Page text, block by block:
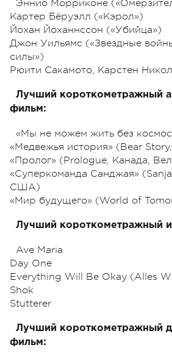
Эннио Морриконе
Картер Бёруэлл («Кэрол»)
Йохан Йоханнссон («Убийца»)
Джон Уильямс («Звездные
силы»)
Рюити Сакамото, Карстен
Лучший короткометражный
фильм:
«Мы не можем жить без
«Медвежья история» (Bear
«Пролог» (Prologue, Канада,
«Суперкоманда Санджая»
США)
«Мир будущего» (World of
Лучший короткометражный
Ave Maria
Day One
Everything Will Be Okay (Alles
Shok
Stutterer
Лучший короткометражный
фильм: